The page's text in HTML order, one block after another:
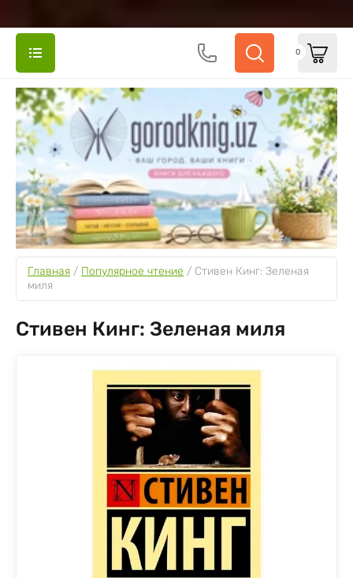
0
Главная / Популярное чтение / Стивен Кинг: Зеленая
миля
Стивен Кинг: Зеленая миля